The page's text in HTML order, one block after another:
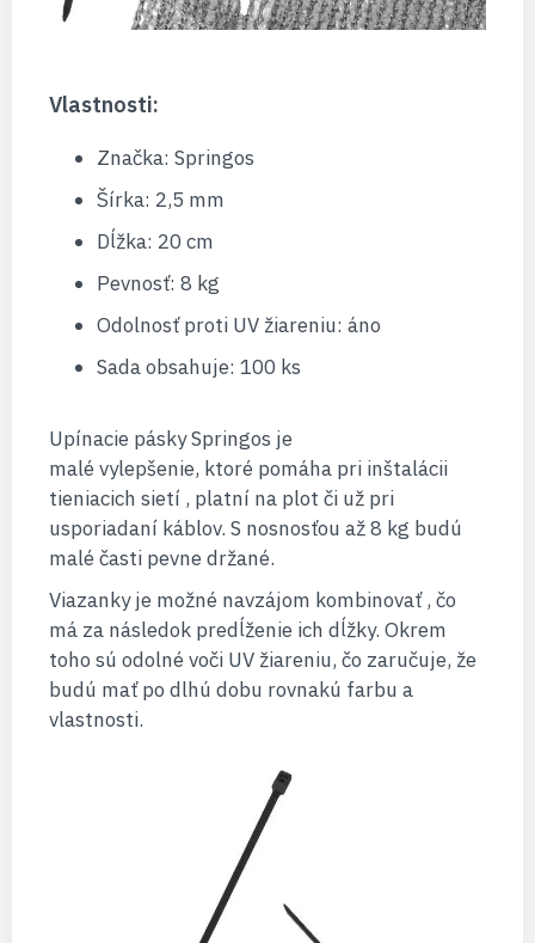
Vlastnosti:
Značka: Springos
Šírka: 2,5 mm
Dĺžka: 20 cm
Pevnosť: 8 kg
Odolnosť proti UV žiareniu: áno
Sada obsahuje: 100 ks
Upínacie pásky Springos je
malé vylepšenie, ktoré pomáha pri inštalácii
tieniacich sietí , platní na plot či už pri
usporiadaní káblov. S nosnosťou až 8 kg budú
malé časti pevne držané.
Viazanky je možné navzájom kombinovať , čo
má za následok predĺženie ich dĺžky. Okrem
toho sú odolné voči UV žiareniu, čo zaručuje, že
budú mať po dlhú dobu rovnakú farbu a
vlastnosti.